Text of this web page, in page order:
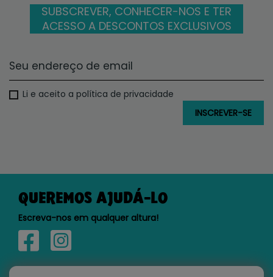
SUBSCREVER, CONHECER-NOS E TER
ACESSO A DESCONTOS EXCLUSIVOS
Li e aceito a política de privacidade
QUEREMOS AJUDÁ-LO
Escreva-nos em qualquer altura!